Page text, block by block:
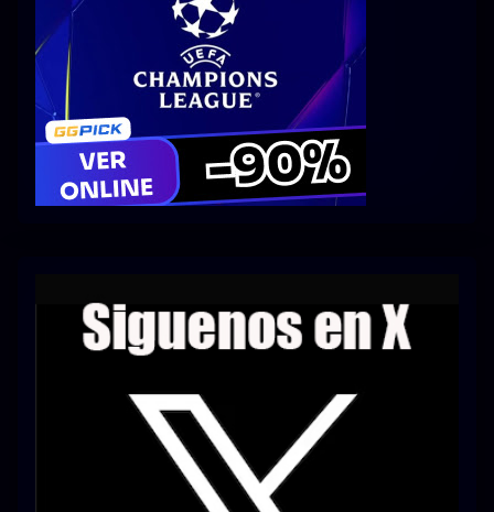
SERIES
Series 1080p Series 4K HDR
Series 720p 2160p 4K SDR
Series 1080p 60 FPS